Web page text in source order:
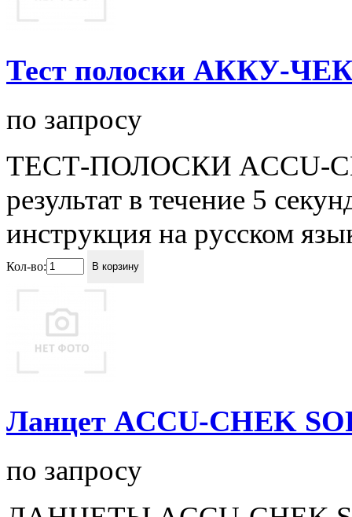
Тест полоски АККУ-
по запросу
ТЕСТ-ПОЛОСКИ ACCU-
результат в течение 5
инструкция на русском
Кол-во: В корзину
Ланцет ACCU-CHEK
по запросу